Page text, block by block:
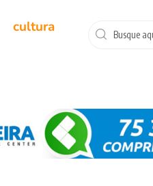
cultura